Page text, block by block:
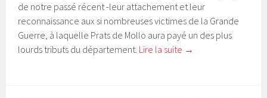
de notre passé récent -leur attachement et leur
reconnaissance aux si nombreuses victimes de la Grande
Guerre, à laquelle Prats de Mollo aura payé un des plus
lourds tributs du département. Lire la suite →